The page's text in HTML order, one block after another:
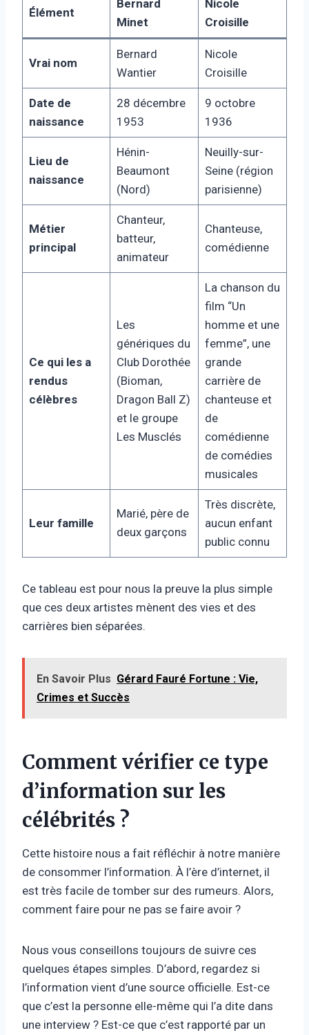
Élément
Bernard
Minet
Nicole
Croisille
Vrai nom
Bernard
Wantier
Nicole
Croisille
Date de
naissance
28 décembre
1953
9 octobre
1936
Lieu de
naissance
Hénin-
Beaumont
(Nord)
Neuilly-sur-
Seine (région
parisienne)
Métier
principal
Chanteur,
batteur,
animateur
Chanteuse,
comédienne
Ce qui les a
rendus
célèbres
Les
génériques du
Club Dorothée
(Bioman,
Dragon Ball Z)
et le groupe
Les Musclés
La chanson du
film “Un
homme et une
femme”, une
grande
carrière de
chanteuse et
de
comédienne
de comédies
musicales
Leur famille
Marié, père de
deux garçons
Très discrète,
aucun enfant
public connu
Ce tableau est pour nous la preuve la plus simple
que ces deux artistes mènent des vies et des
carrières bien séparées.
En Savoir Plus Gérard Fauré Fortune : Vie,
Crimes et Succès
Comment vérifier ce type
d’information sur les
célébrités ?
Cette histoire nous a fait réfléchir à notre manière
de consommer l’information. À l’ère d’internet, il
est très facile de tomber sur des rumeurs. Alors,
comment faire pour ne pas se faire avoir ?
Nous vous conseillons toujours de suivre ces
quelques étapes simples. D’abord, regardez si
l’information vient d’une source officielle. Est-ce
que c’est la personne elle-même qui l’a dite dans
une interview ? Est-ce que c’est rapporté par un